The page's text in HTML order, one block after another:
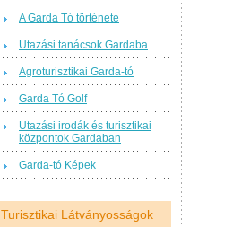
A Garda Tó története
Utazási tanácsok Gardaba
Agroturisztikai Garda-tó
Garda Tó Golf
Utazási irodák és turisztikai
központok Gardaban
Garda-tó Képek
Turisztikai Látványosságok